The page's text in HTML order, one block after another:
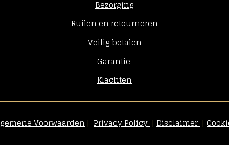
Bezorging
Ruilen en retourneren
Veilig betalen
Garantie
Klachten
Voorwaarden | Privacy Policy | Disclaimer |